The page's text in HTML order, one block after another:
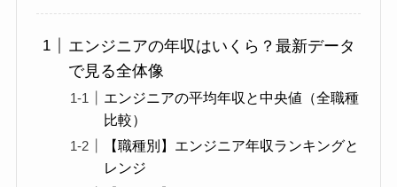
エンジニアの年収はいくら？最新データ
で見る全体像
エンジニアの平均年収と中央値（全職種
比較）
【職種別】エンジニア年収ランキングと
レンジ